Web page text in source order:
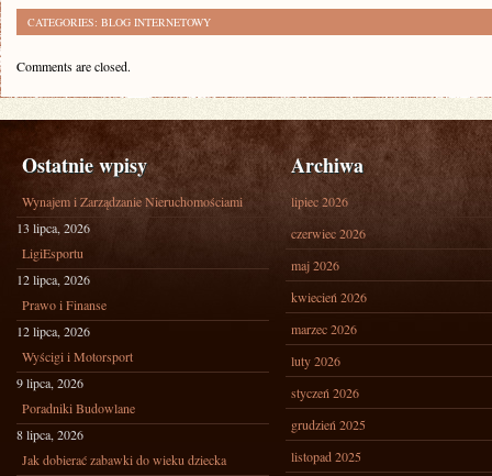
CATEGORIES: BLOG INTERNETOWY
Comments are closed.
Ostatnie wpisy
Wynajem i Zarządzanie Nieruchomościami
13 lipca, 2026
LigiEsportu
12 lipca, 2026
Prawo i Finanse
12 lipca, 2026
Wyścigi i Motorsport
9 lipca, 2026
Poradniki Budowlane
8 lipca, 2026
Jak dobierać zabawki do wieku dziecka
Archiwa
lipiec 2026
czerwiec 2026
maj 2026
kwiecień 2026
marzec 2026
luty 2026
styczeń 2026
grudzień 2025
listopad 2025